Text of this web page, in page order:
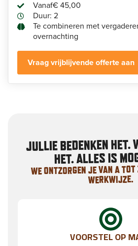
Vanaf€ 45,00
Duur: 2
Te combineren met
overnachting
Vraag vrijblijvende offerte aan
JULLIE BEDENKEN HET.
HET. ALLES IS
WE ONTZORGEN JE VAN A
WERKWIJZE.
VOORSTEL OP